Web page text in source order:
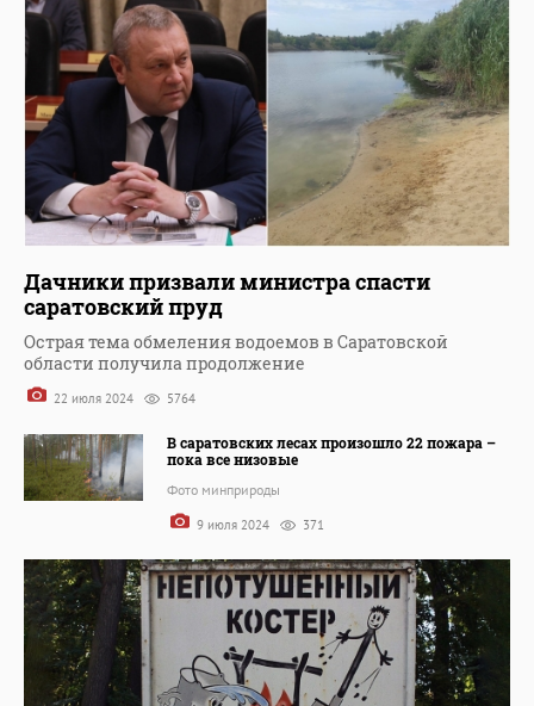
Дачники призвали министра спасти
саратовский пруд
Острая тема обмеления водоемов в Саратовской
области получила продолжение
22 июля 2024 5764
В саратовских лесах произошло 22 пожара –
пока все низовые
Фото минприроды
9 июля 2024 371